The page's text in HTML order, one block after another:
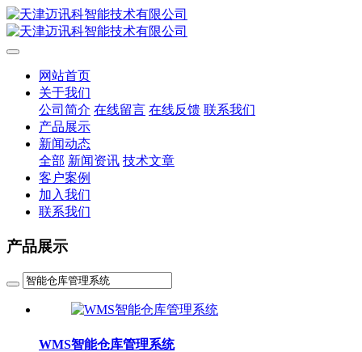
网站首页
关于我们
公司简介 在线留言 在线反馈 联系我们
产品展示
新闻动态
全部 新闻资讯 技术文章
客户案例
加入我们
联系我们
产品展示
WMS智能仓库管理系统